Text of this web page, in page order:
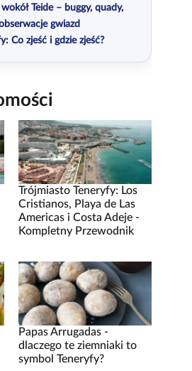
Teide – buggy, quady,
gwiazd
Co zjeść i gdzie zjeść?
Trójmiasto Teneryfy: Los
Cristianos, Playa de Las
Americas i Costa Adeje -
Kompletny Przewodnik
Papas Arrugadas -
dlaczego te ziemniaki to
symbol Teneryfy?